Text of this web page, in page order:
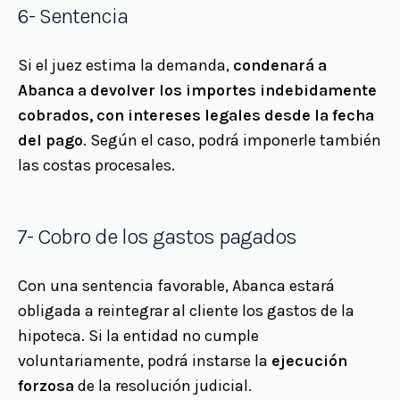
6- Sentencia
Si el juez estima la demanda, condenará a
Abanca a devolver los importes indebidamente
cobrados, con intereses legales desde la fecha
del pago. Según el caso, podrá imponerle también
las costas procesales.
7- Cobro de los gastos pagados
Con una sentencia favorable, Abanca estará
obligada a reintegrar al cliente los gastos de la
hipoteca. Si la entidad no cumple
voluntariamente, podrá instarse la ejecución
forzosa de la resolución judicial.